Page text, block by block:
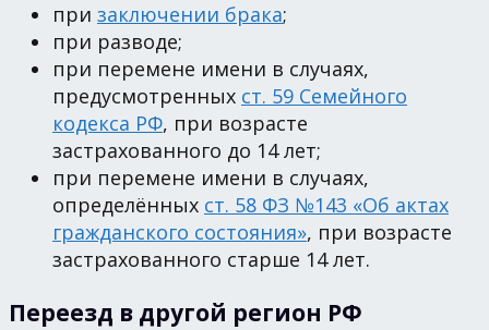
при заключении брака;
при разводе;
при перемене имени в случаях,
предусмотренных ст. 59 Семейного
кодекса РФ, при возрасте
застрахованного до 14 лет;
при перемене имени в случаях,
определённых ст. 58 ФЗ №143 «Об актах
гражданского состояния», при возрасте
застрахованного старше 14 лет.
Переезд в другой регион РФ